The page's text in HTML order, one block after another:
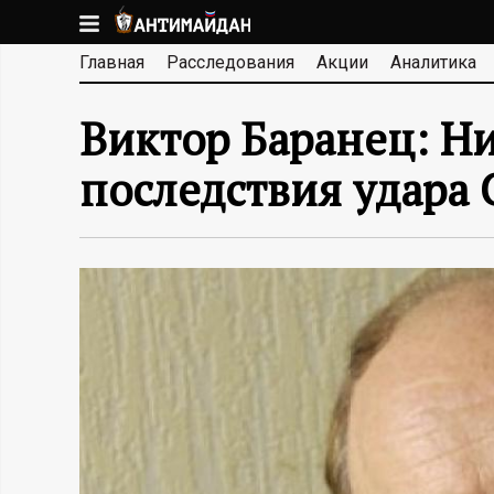
к
основномуА
Н
Т
И
М
Й
Главная Расследования Акции Аналитика
Виктор Баранец:
последствия